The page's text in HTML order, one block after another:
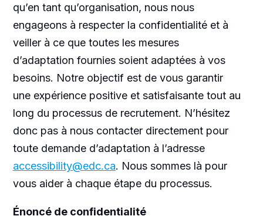
qu’en tant qu’organisation, nous nous
engageons à respecter la confidentialité et à
veiller à ce que toutes les mesures
d’adaptation fournies soient adaptées à vos
besoins. Notre objectif est de vous garantir
une expérience positive et satisfaisante tout au
long du processus de recrutement. N’hésitez
donc pas à nous contacter directement pour
toute demande d’adaptation à l’adresse
accessibility@edc.ca. Nous sommes là pour
vous aider à chaque étape du processus.
Énoncé de confidentialité